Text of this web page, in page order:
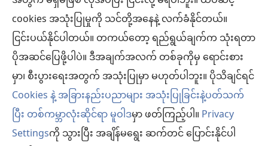
cookies အသုံးပြုမှုကို သင်တို့အနေနဲ့ လက်ခံနိုင်တယ်။
ငြင်းပယ်နိုင်ပါတယ်။ တကယ်တော့ ရည်ရွယ်ချက်က သုံးရတာ
ပိုအဆင်ပြေဖို့ပါပဲ။ ဒီအချက်အလက် တစ်ခုကိုမှ ရောင်းစား
မှာ၊ စီးပွားရေးအတွက် အသုံးပြုမှာ မဟုတ်ပါဘူး။ ပိုသိချင်ရင်
Cookies နဲ့ အခြားနည်းပညာများ အသုံးပြုခြင်းနဲ့ပတ်သက်
ပြီး တစ်ကမ္ဘာလုံးဆိုင်ရာ မူဝါဒမှာ ဖတ်ကြည့်ပါ။Privacy
Settingsကို သွားပြီး အချိန်မရွေး ဆက်တင် ပြောင်းနိုင်ပါ
လိုက်နာရန်စည်းကမ်းများနဲ့အညီ ဒီဝက်ဘ်ဆိုက်ကို အသုံးပြုရပါမယ်။
အသွင်အပြင် ဆက်တင်များ
Copyright© 2026 Watch Tower Bible and Tract Society of Pennsylvania.